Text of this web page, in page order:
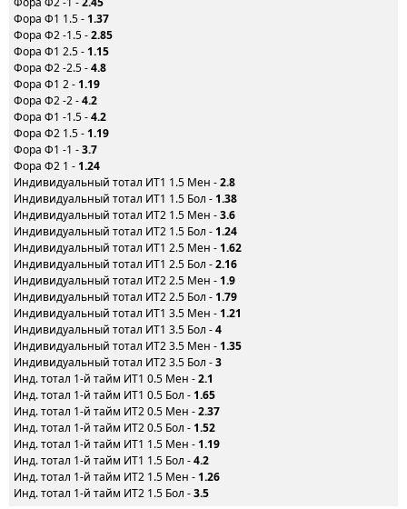
Фора Ф1 1.5 - 1.37
Фора Ф2 -1.5 -2.85
Фора Ф1 2.5 - 1.15
Фора Ф2 -2.5 -4.8
Фора Ф1 2 - 1.19
Фора Ф2 -2 -4.2
Фора Ф1 -1.5 -4.2
Фора Ф2 1.5 - 1.19
Фора Ф1 -1 -3.7
Фора Ф2 1 - 1.24
Индивидуальный тотал ИТ1 1.5 Мен -2.8
Индивидуальный тотал ИТ1 1.5 Бол - 1.38
Индивидуальный тотал ИТ2 1.5 Мен -3.6
Индивидуальный тотал ИТ2 1.5 Бол - 1.24
Индивидуальный тотал ИТ1 2.5 Мен - 1.62
Индивидуальный тотал ИТ1 2.5 Бол -2.16
Индивидуальный тотал ИТ2 2.5 Мен - 1.9
Индивидуальный тотал ИТ2 2.5 Бол - 1.79
Индивидуальный тотал ИТ1 3.5 Мен - 1.21
Индивидуальный тотал ИТ1 3.5 Бол -4
Индивидуальный тотал ИТ2 3.5 Мен - 1.35
Индивидуальный тотал ИТ2 3.5 Бол -3
Инд. тотал 1-й тайм ИТ1 0.5 Мен -2.1
Инд. тотал 1-й тайм ИТ1 0.5 Бол - 1.65
Инд. тотал 1-й тайм ИТ2 0.5 Мен -2.37
Инд. тотал 1-й тайм ИТ2 0.5 Бол - 1.52
Инд. тотал 1-й тайм ИТ1 1.5 Мен - 1.19
Инд. тотал 1-й тайм ИТ1 1.5 Бол -4.2
Инд. тотал 1-й тайм ИТ2 1.5 Мен - 1.26
Инд. тотал 1-й тайм ИТ2 1.5 Бол -3.5